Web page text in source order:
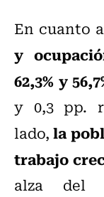
En cuanto
y
62,3% y
y 0,3 pp.
lado,la
trabajo
alza del